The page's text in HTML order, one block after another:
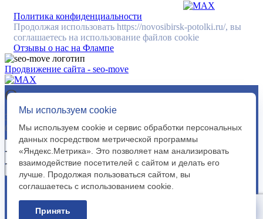
Политика конфиденциальности
Продолжая использовать https://novosibirsk-potolki.ru/, вы
соглашаетесь на использование файлов cookie
Отзывы о нас на Флампе
Продвижение сайта - seo-move
Мы используем cookie
Мы используем cookie и сервис обработки персональных
данных посредством метрической программы
«Яндекс.Метрика». Это позволяет нам анализировать
взаимодействие посетителей с сайтом и делать его
лучше. Продолжая пользоваться сайтом, вы
соглашаетесь с использованием cookie.
Принять
Оставить заявку
Заполните форму ниже, указав ваши данные. В
ближайшее время мы свяжемся с вами.
Я согласен с условиями
Пользовательского
политикой обработки
персональных данных